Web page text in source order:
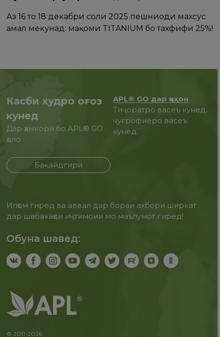
Аз 16 то 18 декабри соли 2025 пешниҳоди махсус
амал мекунад: мақоми TITANIUM бо тахфифи 25%!
Касби худро оғоз
кунед
Дар ҳамкорӣ бо APL® GO
ҳоло
Бақайдгирӣ
APL® GO дар ҷаҳон
Тиҷоратро васеъ кунед,
ҷуғрофиёро васеъ
кунед.
Илҳом гиред ва аввал дар бораи ахбори ширкат
дар шабакаҳои иҷтимоии мо маълумот гиред!
Обуна шавед:
© 2011-2026